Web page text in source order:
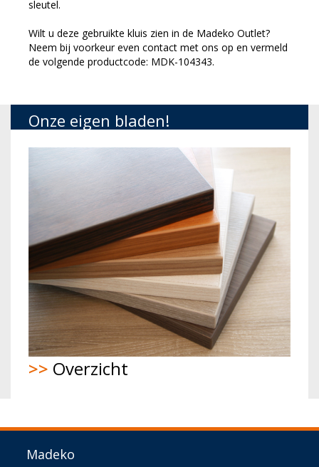
sleutel.
Wilt u deze gebruikte kluis zien in de Madeko Outlet?
Neem bij voorkeur even contact met ons op en vermeld
de volgende productcode: MDK-104343.
Onze eigen bladen!
>> Overzicht
Madeko